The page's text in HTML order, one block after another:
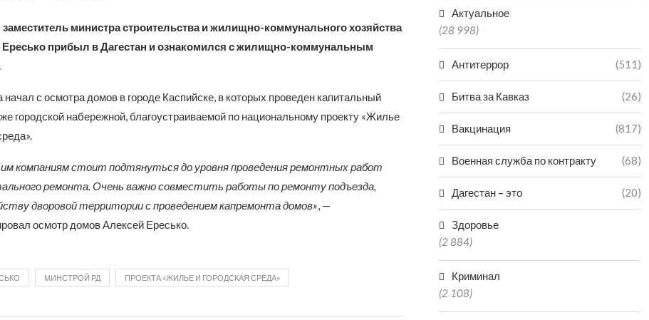
заместитель министра строительства и жилищно-коммунального хозяйства
прибыл в Дагестан и ознакомился с жилищно-коммунальным
с осмотра домов в городе Каспийске, в которых проведен капитальный
городской набережной, благоустраиваемой по национальному проекту «Жилье
компаниям стоит подтянуться до уровня проведения ремонтных работ
ремонта. Очень важно совместить работы по ремонту подъезда,
дворовой территории с проведением капремонта домов», —
осмотр домов Алексей Ересько.
МИНСТРОЙ РД ПРОЕКТА «ЖИЛЬЕ И ГОРОДСКАЯ СРЕДА»
Актуальное
(28 998)
Антитеррор (511)
Битва за Кавказ (26)
Вакцинация (817)
Военная служба по контракту (68)
Дагестан – это (20)
Здоровье
(2 884)
Криминал
(2 108)